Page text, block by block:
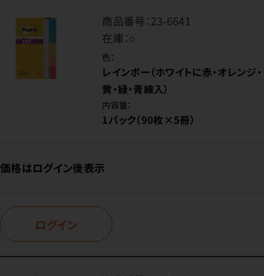
商品番号：23-6641
在庫：○
色：
レインボー（ホワイトに赤・オレンジ・
黄・緑・青線入）
内容量：
1パック（90枚×5冊）
価格はログイン後表示
ログイン